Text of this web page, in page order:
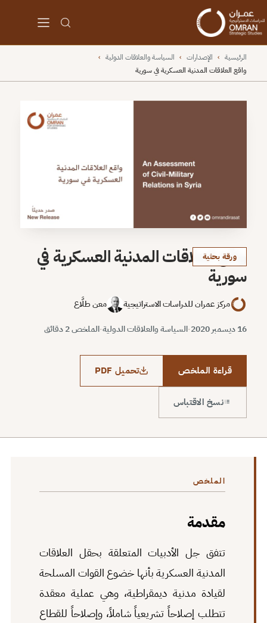
الرئيسية › الإصدارات › السياسة والعلاقات الدولية ›
واقع العلاقات المدنية العسكرية في سورية
ورقة بحثية
واقع العلاقات المدنية العسكرية في
سورية
مركز عمران للدراسات الاستراتيجية
معن طلَّاع
16 ديسمبر 2020
·السياسة والعلاقات الدولية·الملخص 2 دقائق
قراءة الملخص تحميل PDF
نسخ الاقتباس
الملخص
مقدمة
تتفق جل الأدبيات المتعلقة بحقل العلاقات
المدنية العسكرية بأنها خضوع القوات المسلحة
لقيادة مدنية ديمقراطية، وهي عملية معقدة
تتطلب إصلاحاً تشريعياً شاملاً، وإصلاحاً للقطاع